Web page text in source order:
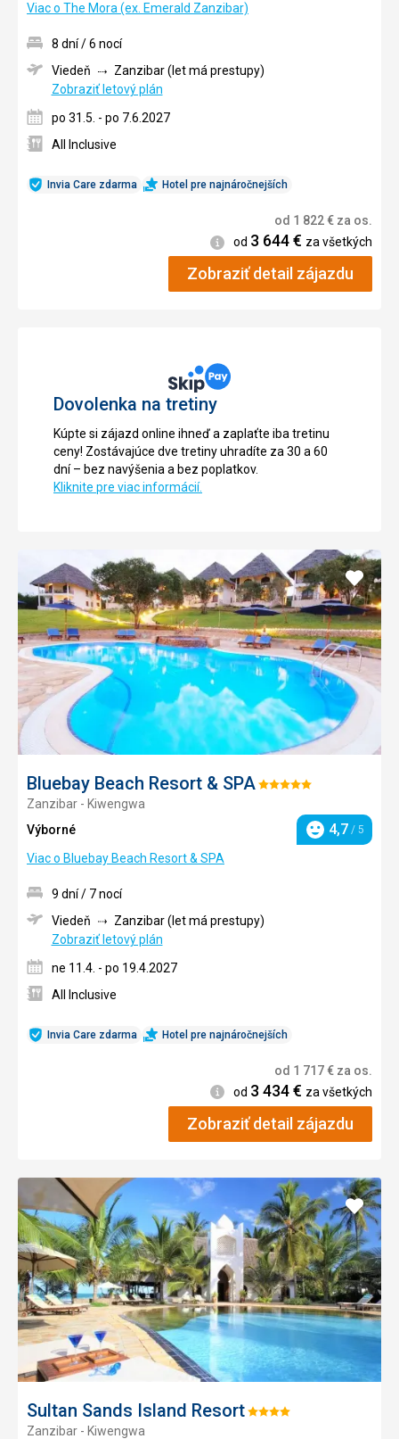
Viac o The Mora (ex. Emerald Zanzibar)
Invia Care zdarma Hotel pre najnáročnejších
8 dní / 6 nocí
Viedeň
Zanzibar (let má prestupy)
Zobraziť letový plán
po 31.5. - po 7.6.2027
All Inclusive
od 1 822€ za os.
Informácie
od 3 644€ za všetkých
Zobraziť detail zájazdu
Dovolenka na tretiny
Kúpte si zájazd online ihneď a zaplaťte iba tretinu
ceny! Zostávajúce dve tretiny uhradíte za 30 a 60
dní – bez navýšenia a bez poplatkov.
Kliknite pre viac informácií.
Bluebay Beach Resort & SPAHodnotenie:
Zanzibar - Kiwengwa
Výborné
Hodnotenie
4,7 / 5
Viac o Bluebay Beach Resort & SPA
Pridať
do
Invia Care zdarma Hotel pre najnáročnejších
9 dní / 7 nocí
Viedeň
Zanzibar (let má prestupy)
Zobraziť letový plán
ne 11.4. - po 19.4.2027
All Inclusive
od 1 717€ za os.
Informácie
od 3 434€ za všetkých
Zobraziť detail zájazdu
Sultan Sands Island ResortHodnotenie:
Zanzibar - Kiwengwa
Pridať
do